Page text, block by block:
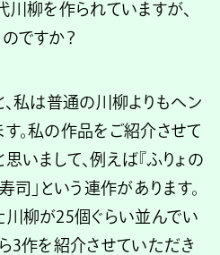
柳を作られていますが、
ですか？
、私は普通の川柳よりもヘン
。私の作品をご紹介させて
いまして、例えば『ふりょの
司」という連作があります。
柳が25個ぐらい並んでい
3作を紹介させていただき